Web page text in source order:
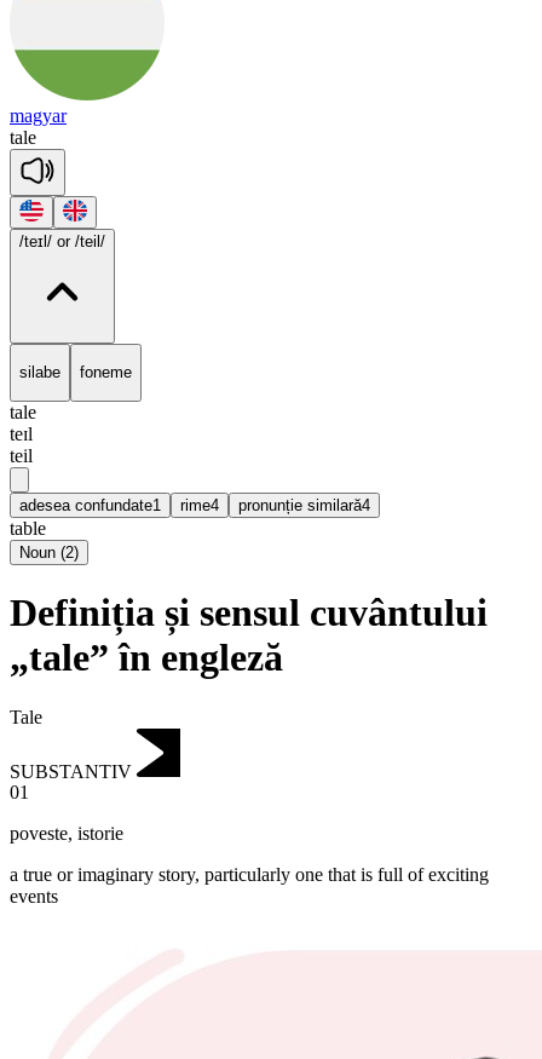
magyar
tale
/teɪl/ or /teil/
silabe foneme
tale
teɪl
teil
adesea confundate1 rime4 pronunție similară4
table
Noun (2)
Definiția și sensul cuvântului
„tale” în engleză
Tale
SUBSTANTIV
01
poveste, istorie
a true or imaginary story, particularly one that is full of exciting
events